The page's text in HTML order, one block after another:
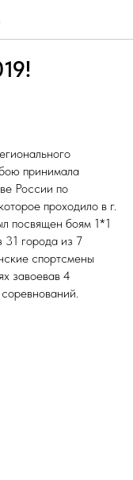
принимала
России по
проходило в г.
посвящен боям 1*1
31 города из 7
спортсмены
завоевав 4